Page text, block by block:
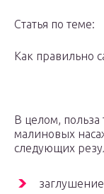
Статья по теме:
Как правильно
В целом, польза
малиновых
следующих